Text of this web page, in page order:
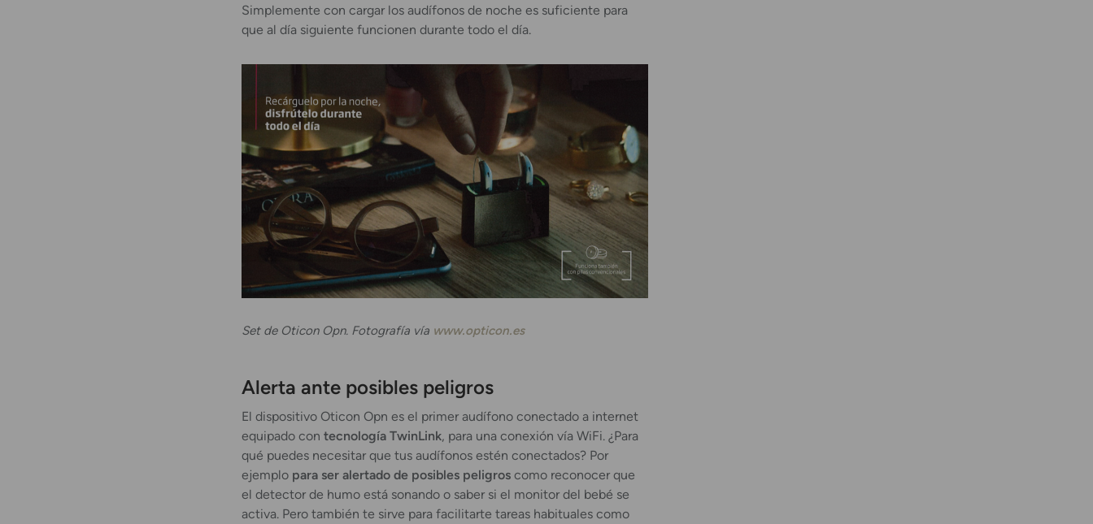
Simplemente con cargar los audífonos de noche es suficiente para
que al día siguiente funcionen durante todo el día.
Set de Oticon Opn. Fotografía vía www.opticon.es
Alerta ante posibles peligros
El dispositivo Oticon Opn es el primer audífono conectado a internet
equipado con tecnología TwinLink, para una conexión vía WiFi. ¿Para
qué puedes necesitar que tus audífonos estén conectados? Por
ejemplo para ser alertado de posibles peligros como reconocer que
el detector de humo está sonando o saber si el monitor del bebé se
activa. Pero también te sirve para facilitarte tareas habituales como